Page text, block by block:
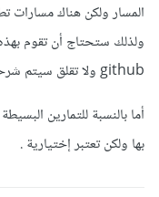
المسار ولكن هناك
ولذلك ستحتاج أن تقوم
github ولا تقلق سيتم شرحها لاحقاً بالتأكيد .
أما بالنسبة للتمارين
بها ولكن تعتبر إختيارية .